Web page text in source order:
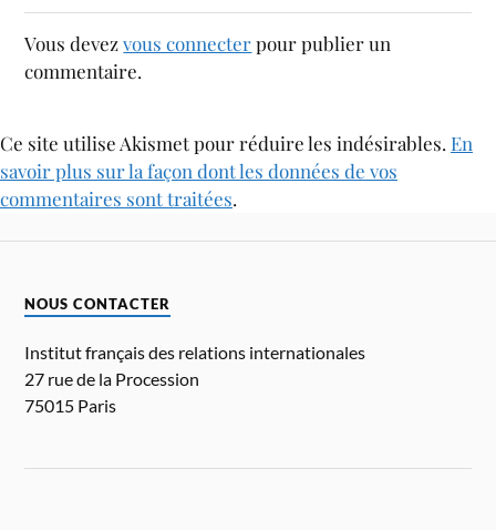
Vous devezvous connecterpour publier un
commentaire.
Ce site utilise Akismet pour réduire les indésirables. En
savoir plus sur la façon dont les données de vos
commentaires sont traitées.
NOUS CONTACTER
Institut français des relations internationales
27 rue de la Procession
75015 Paris